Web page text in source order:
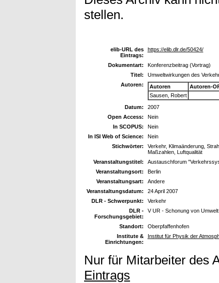
stellen.
elib-URL des
Eintrags:
https://elib.dlr.de/50424/
Dokumentart:
Konferenzbeitrag (Vortrag)
Titel:
Umweltwirkungen des
Autoren:
Autoren
Autoren-
Sausen, Robert
Datum:
2007
Open Access:
Nein
In SCOPUS:
Nein
In ISI Web of Science:
Nein
Stichwörter:
Verkehr, Klimaänderung,
Maßzahlen, Luftqualität
Veranstaltungstitel:
Austauschforum
Veranstaltungsort:
Berlin
Veranstaltungsart:
Andere
Veranstaltungsdatum:
24 April 2007
DLR - Schwerpunkt:
Verkehr
DLR -
Forschungsgebiet:
V UR - Schonung von
Standort:
Oberpfaffenhofen
Institute &
Einrichtungen:
Institut für Physik der
Nur für Mitarbeiter des
Eintrags